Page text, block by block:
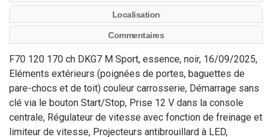
Localisation
Commentaires
F70 120 170 ch DKG7 M Sport, essence, noir, 16/09/2025,
Eléments extérieurs (poignées de portes, baguettes de
pare-chocs et de toit) couleur carrosserie, Démarrage sans
clé via le bouton Start/Stop, Prise 12 V dans la console
centrale, Régulateur de vitesse avec fonction de freinage et
limiteur de vitesse, Projecteurs antibrouillard à LED,